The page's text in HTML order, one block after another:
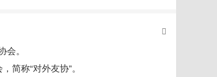
会。
简称“对外友协”。